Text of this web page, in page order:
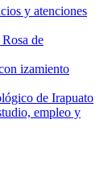
y atenciones
de
izamiento
de Irapuato
empleo y